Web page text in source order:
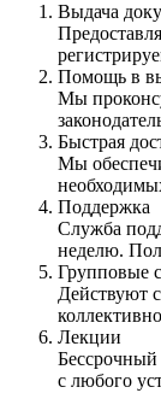
Выдача
Помощь в
Мы
Быстрая
Мы
Поддержка
Служба
неделю.
Групповые
Действуют
Лекции
Бессрочный
с любого